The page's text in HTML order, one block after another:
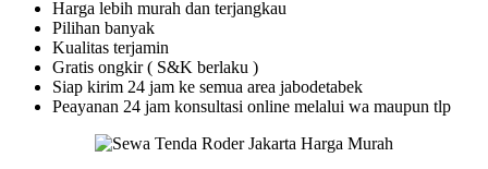
Harga lebih murah dan terjangkau
Pilihan banyak
Kualitas terjamin
Gratis ongkir ( S&K berlaku )
Siap kirim 24 jam ke semua area jabodetabek
Peayanan 24 jam konsultasi online melalui wa maupun tlp